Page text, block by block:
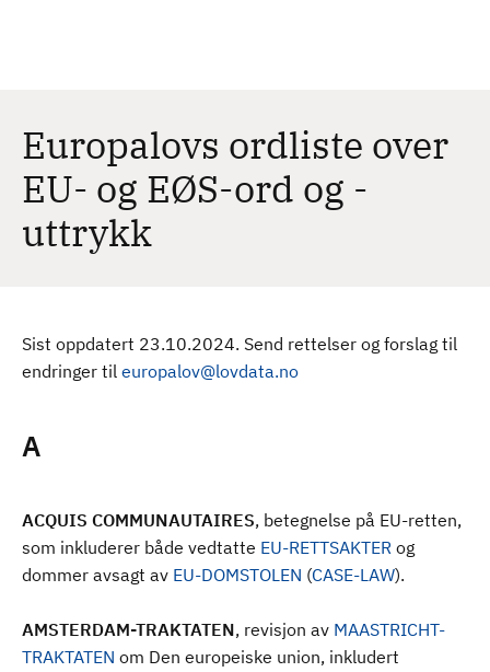
Europalovs ordliste over
EU- og EØS-ord og -
uttrykk
Sist oppdatert 23.10.2024. Send rettelser og forslag til
endringer til europalov@lovdata.no
A
ACQUIS COMMUNAUTAIRES, betegnelse på EU-retten,
som inkluderer både vedtatte EU-RETTSAKTER og
dommer avsagt av EU-DOMSTOLEN (CASE-LAW).
AMSTERDAM-TRAKTATEN, revisjon av MAASTRICHT-
TRAKTATEN om Den europeiske union, inkludert